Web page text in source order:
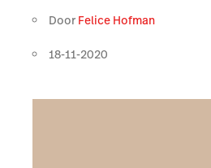
Door Felice Hofman
18-11-2020